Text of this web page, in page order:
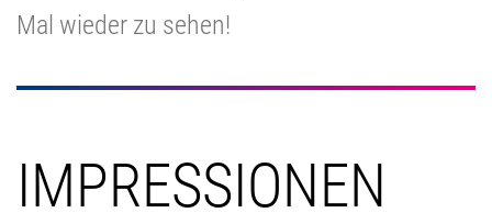
Mal wieder zu sehen!
IMPRESSIONEN